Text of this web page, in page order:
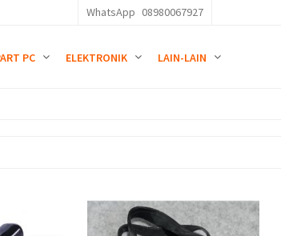
WhatsApp 08980067927
PC ELEKTRONIK LAIN-LAIN